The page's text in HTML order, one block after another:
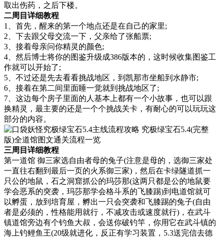
取出伤药，之后下楼。
二周目详细教程
1、首先，醒来的第一个地点还是在自己的家里;
2、下去跟父母交流一下，父亲给了张船票;
3、接着母亲问你精灵的颜色;
4、然后博士将你的图鉴升级成386版本的，这时候收集图鉴工
作就可以开始了;
5、不过还是先去看看挑战地区，到凯那市坐船到水静市;
6、接着在第二间里面睡一觉就到挑战地区了;
7、这边每个房子里面的人基本上都有一个小故事，也可以跟
换精灵，最主要的还是一个个挑战关卡，有耐心的可以玩玩这
部分的内容。
三周目详细教程
第一道馆 御三家选自由者母的兔子(注意是母的，选御三家处
一直往右翻到最后一页的火系御三家)，然后在卡绿隧道抓一
只公的地鼠，石之洞窟抓公的玛莎那(这两只都是公的地鼠要
学会恶系的突袭，玛莎那学会格斗系的飞膝踢)到电道馆就可
以孵蛋，放到培育屋，孵出一只会突袭和飞膝踢的兔子(自由
者是必须的，性格能用就行，不减攻击或速度就行)，在武斗
镇道馆旁边有个钓鱼大叔，会送你破钓竿，你用它在武斗镇的
海上钓鲤鱼王(20级就进化，反正有学习装置，5.3送完信去德